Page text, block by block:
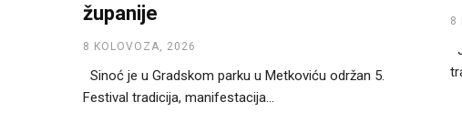
županije
8 KOLOVOZA, 2026
Sinoć je u Gradskom parku u Metkoviću održan 5.
Festival tradicija, manifestacija...
8